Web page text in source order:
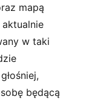
mapą
w taki
będącą